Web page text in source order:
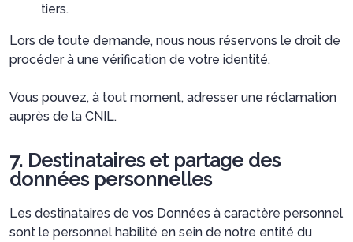
tiers.
Lors de toute demande, nous nous réservons le droit de
procéder à une vérification de votre identité.
Vous pouvez, à tout moment, adresser une réclamation
auprès de la CNIL.
7. Destinataires et partage des
données personnelles
Les destinataires de vos Données à caractère personnel
sont le personnel habilité en sein de notre entité du